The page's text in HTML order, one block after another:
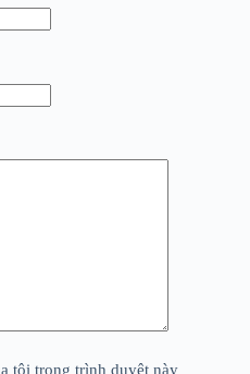
tôi trong trình duyệt này